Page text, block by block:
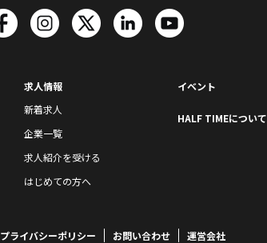
求人情報
新着求人
企業一覧
求人紹介を受ける
はじめての方へ
イベント
HALF TIMEについて
プライバシーポリシー お問い合わせ 運営会社